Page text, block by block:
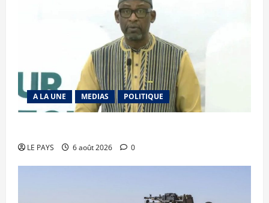
A LA UNE MEDIAS POLITIQUE
LE PAYS 6 août 2026 0